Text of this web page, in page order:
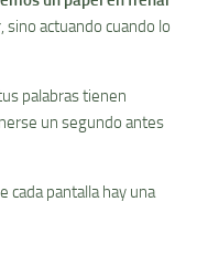
sino actuando cuando lo
palabras tienen
un segundo antes
cada pantalla hay una